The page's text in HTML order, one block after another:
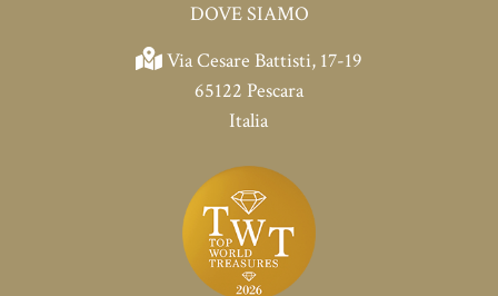
DOVE SIAMO
Via Cesare Battisti, 17-19
65122 Pescara
Italia